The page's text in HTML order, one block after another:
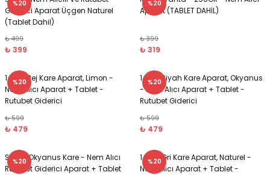
%20
Giderici Aparat Üçgen Naturel
(Tablet Dahil)
₺ 499
₺ 399
%20
Aparat (TABLET DAHİL)
₺ 399
₺ 319
%20
1 Kg - Bej Kare Aparat, Limon -
Nem Alıcı Aparat + Tablet -
Rutubet Giderici
₺ 599
₺ 479
%20
1 Kg - Siyah Kare Aparat, Okyanus
- Nem Alıcı Aparat + Tablet -
Rutubet Giderici
₺ 599
₺ 479
%20
Siyah, Okyanus Kare - Nem Alıcı
Rutubet Giderici Aparat + Tablet
%20
1 Kg - Gri Kare Aparat, Naturel -
Nem Alıcı Aparat + Tablet -
Macunluk
Seti
Ürünleri
Ayaklar